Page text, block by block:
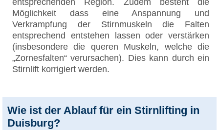
entsprechenden Region. Zudem besteht die
Möglichkeit dass eine Anspannung und
Verkrampfung der Stirnmuskeln die Falten
entsprechend entstehen lassen oder verstärken
(insbesondere die queren Muskeln, welche die
„Zornesfalten“ verursachen). Dies kann durch ein
Stirnlift korrigiert werden.
Wie ist der Ablauf für ein Stirnlifting in
Duisburg?